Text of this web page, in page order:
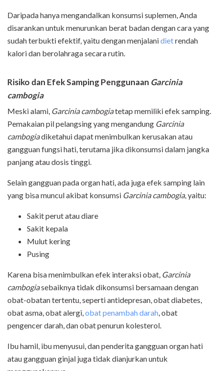
Daripada hanya mengandalkan konsumsi suplemen, Anda
disarankan untuk menurunkan berat badan dengan cara yang
sudah terbukti efektif, yaitu dengan menjalanidietrendah
kalori dan berolahraga secara rutin.
Risiko dan Efek Samping Penggunaan Garcinia
cambogia
Meski alami, Garcinia cambogiatetap memiliki efek samping.
Pemakaian pil pelangsing yang mengandung Garcinia
cambogiadiketahui dapat menimbulkan kerusakan atau
gangguan fungsi hati, terutama jika dikonsumsi dalam jangka
panjang atau dosis tinggi.
Selain gangguan pada organ hati, ada juga efek samping lain
yang bisa muncul akibat konsumsi Garcinia cambogia, yaitu:
Sakit perut atau diare
Sakit kepala
Mulut kering
Pusing
Karena bisa menimbulkan efek interaksi obat, Garcinia
cambogiasebaiknya tidak dikonsumsi bersamaan dengan
obat-obatan tertentu, seperti antidepresan, obat diabetes,
obat asma, obat alergi,obat penambah darah, obat
pengencer darah, dan obat penurun kolesterol.
Ibu hamil, ibu menyusui, dan penderita gangguan organ hati
atau gangguan ginjal juga tidak dianjurkan untuk